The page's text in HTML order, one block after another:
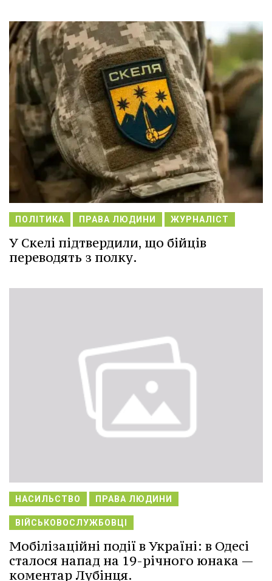
ПОЛІТИКА ПРАВА ЛЮДИНИ ЖУРНАЛІСТ
У Скелі підтвердили, що бійців
переводять з полку.
НАСИЛЬСТВО ПРАВА ЛЮДИНИ
ВІЙСЬКОВОСЛУЖБОВЦІ
Мобілізаційні події в Україні: в Одесі
сталося напад на 19-річного юнака —
коментар Лубінця.